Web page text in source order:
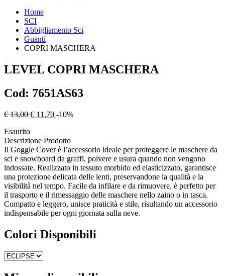
Home
SCI
Abbigliamento Sci
Guanti
COPRI MASCHERA
LEVEL COPRI MASCHERA
Cod: 7651AS63
€ 13,00 € 11,70 -10%
Esaurito
Descrizione Prodotto
Il Goggle Cover è l’accessorio ideale per proteggere le maschere da
sci e snowboard da graffi, polvere e usura quando non vengono
indossate. Realizzato in tessuto morbido ed elasticizzato, garantisce
una protezione delicata delle lenti, preservandone la qualità e la
visibilità nel tempo. Facile da infilare e da rimuovere, è perfetto per
il trasporto e il rimessaggio delle maschere nello zaino o in tasca.
Compatto e leggero, unisce praticità e stile, risultando un accessorio
indispensabile per ogni giornata sulla neve.
Colori Disponibili